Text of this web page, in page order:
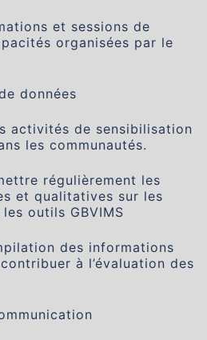
et sessions de
organisées par le
données
activités de sensibilisation
les communautés.
régulièrement les
et qualitatives sur les
outils GBVIMS
des informations
à l’évaluation des